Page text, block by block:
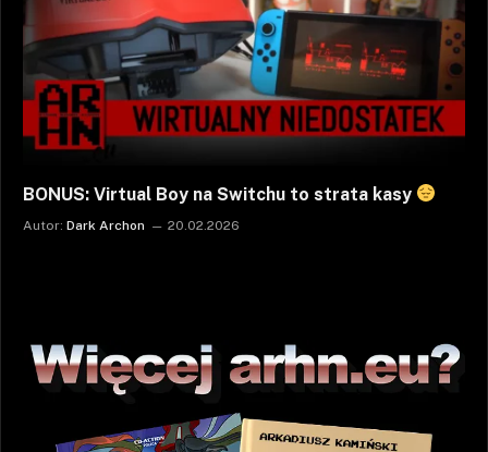
BONUS: Virtual Boy na Switchu to strata kasy
Autor: Dark Archon 20.02.2026